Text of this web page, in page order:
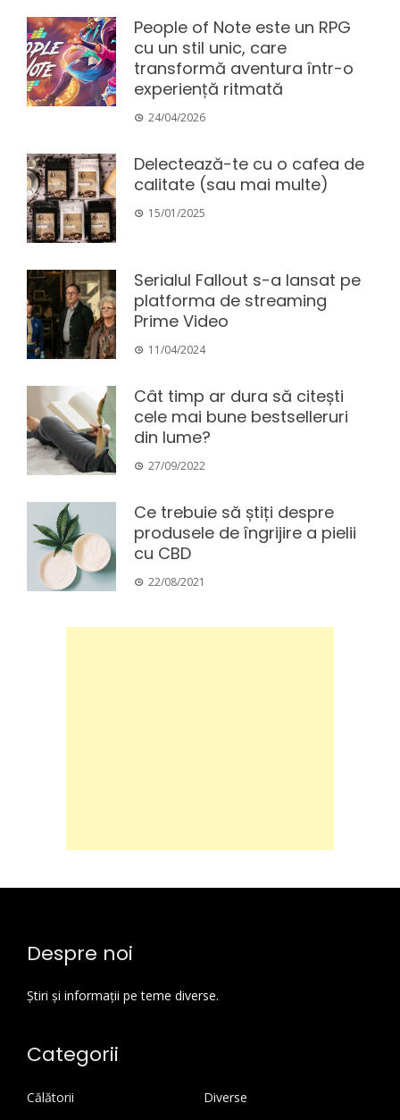
People of Note este un RPG
cu un stil unic, care
transformă aventura într-o
experiență ritmată
24/04/2026
Delectează-te cu o cafea de
calitate (sau mai multe)
15/01/2025
Serialul Fallout s-a lansat pe
platforma de streaming
Prime Video
11/04/2024
Cât timp ar dura să citești
cele mai bune bestselleruri
din lume?
27/09/2022
Ce trebuie să știți despre
produsele de îngrijire a pielii
cu CBD
22/08/2021
Despre noi
Știri și informații pe teme diverse.
Categorii
Călătorii Diverse